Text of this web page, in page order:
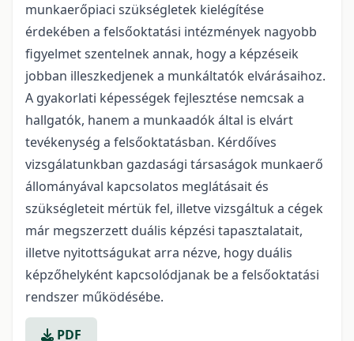
munkaerőpiaci szükségletek kielégítése
érdekében a felsőoktatási intézmények nagyobb
figyelmet szentelnek annak, hogy a képzéseik
jobban illeszkedjenek a munkáltatók elvárásaihoz.
A gyakorlati képességek fejlesztése nemcsak a
hallgatók, hanem a munkaadók által is elvárt
tevékenység a felsőoktatásban. Kérdőíves
vizsgálatunkban gazdasági társaságok munkaerő
állományával kapcsolatos meglátásait és
szükségleteit mértük fel, illetve vizsgáltuk a cégek
már megszerzett duális képzési tapasztalatait,
illetve nyitottságukat arra nézve, hogy duális
képzőhelyként kapcsolódjanak be a felsőoktatási
rendszer működésébe.
PDF